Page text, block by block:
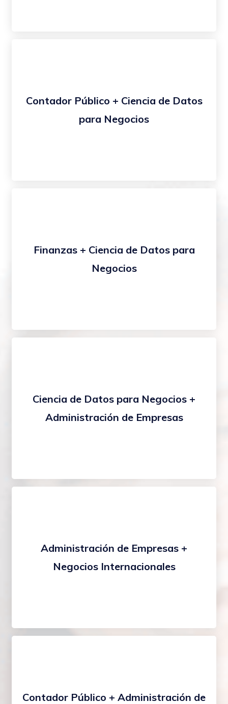
Contador Público + Ciencia de Datos
para Negocios
Finanzas + Ciencia de Datos para
Negocios
Ciencia de Datos para Negocios +
Administración de Empresas
Administración de Empresas +
Negocios Internacionales
Contador Público + Administración de